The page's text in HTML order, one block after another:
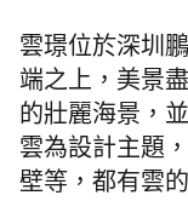
雲璟位於深圳
端之上，美景
的壯麗海景，
雲為設計主題
壁等，都有雲